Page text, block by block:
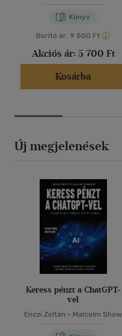
Könyv
Borító ár: 9 500 Ft
Akciós ár: 5 700 Ft
Kosárba
Új megjelenések
Keress pénzt a ChatGPT-
vel
Enczi Zoltán - Malcolm Show